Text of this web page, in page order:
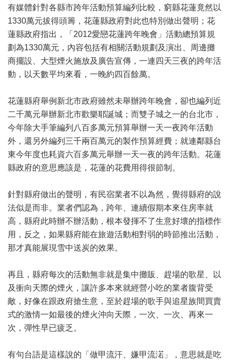
有媒體針對各縣市跨年活動預算編列比較，窮縣花蓮竟然以
1330萬元拔得頭籌，花蓮縣政府對此也特別做出聲明；花
蓮縣政府指出，「2012愛戀花蓮跨年晚會」活動總預算規
劃為1330萬元，內容包括有相關活動規劃及演出、周邊攤
商擺設、大型煙火施放及廣告宣傳，一連四天三夜的跨年活
動，以天數平均來看，一晚約四百餘萬。
花蓮縣府舉例新北市政府雖然未舉辦跨年晚會，卻也編列近
二千萬元舉辦新北市歡樂耶誕城；而雙子城之一的台北市，
今年除大手筆編列八百多萬元預算舉辦一天一夜跨年活動
外，還另外編列三千兩百萬元的製作預算經費；就連鄰縣台
東今年度也耗資六百多萬元舉辦一天一夜的跨年活動。花蓮
縣政府的意思應該是，花蓮的花費用得很節制。
針對縣府做出的聲明，有民宿業者不以為然，覺得縣府的說
法似是而非。業者們認為，跨年、連續假期本來住房率就
高，縣府此時辦不辦活動，根本發揮不了生意好壞的指標作
用，反之，如果縣府能在旅遊活動相對弱的時節推出活動，
那才真能展現雪中送炭的效果。
再且，縣府每次的活動無非就是集中攤販、趕場的歌星、以
及衝向天際的煙火，讓許多本來就經營小吃的業者腹背受
敵，好像在跟政府搶生意，至於趕場的歌手與追星族間買賣
式的激情一如最後的煙火沖向天際，一次、一次、再來一
次，彈性早已疲乏。
有句台語是這樣說的「做甲流汗、嫌甲流渃」，意思就是吃